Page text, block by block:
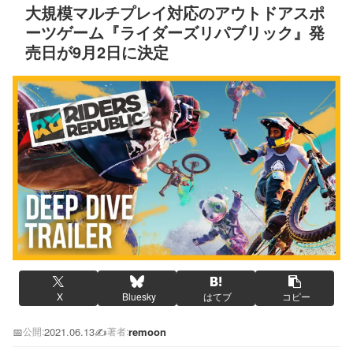
大規模マルチプレイ対応のアウトドアスポ
ーツゲーム『ライダーズリパブリック』発
売日が9月2日に決定
X Bluesky はてブ コピー
📅公開:2021.06.13✍️著者:remoon